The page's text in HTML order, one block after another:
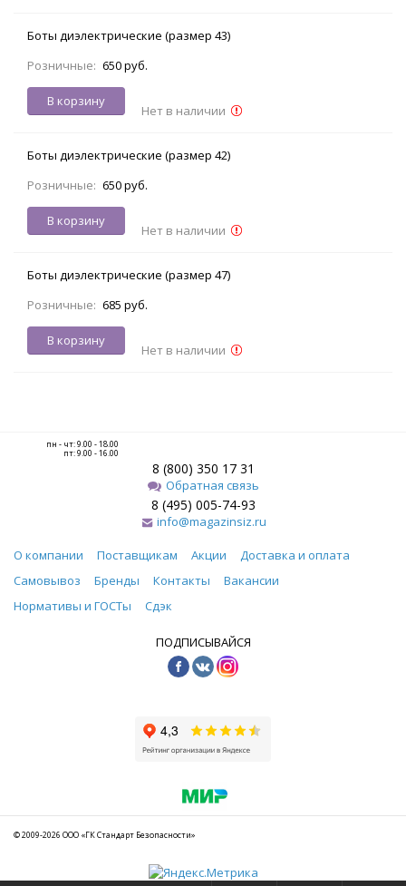
Боты диэлектрические (размер 43)
Розничные: 650 руб.
В корзину
Нет в наличии
Боты диэлектрические (размер 42)
Розничные: 650 руб.
В корзину
Нет в наличии
Боты диэлектрические (размер 47)
Розничные: 685 руб.
В корзину
Нет в наличии
пн - чт: 9.00 - 18.00
пт: 9.00 - 16.00
8 (800) 350 17 31
Обратная связь
8 (495) 005-74-93
info@magazinsiz.ru
О компании Поставщикам Акции
Доставка и оплата
Самовывоз
Бренды Контакты
Вакансии
Нормативы и ГОСТы
Сдэк
ПОДПИСЫВАЙСЯ
© 2009-2026 ООО «ГК Стандарт Безопасности»